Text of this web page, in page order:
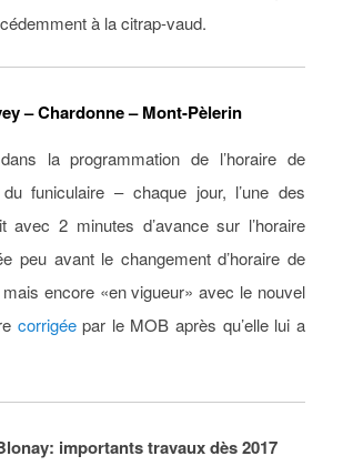
à la citrap-vaud.
– Chardonne – Mont-Pèlerin
la programmation de l’horaire de
du funiculaire – chaque jour, l’une des
avec 2 minutes d’avance sur l’horaire
peu avant le changement d’horaire de
encore «en vigueur» avec le nouvel
corrigéepar le MOB après qu’elle lui a
importants travaux dès 2017